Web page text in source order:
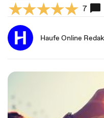
7
Haufe Online